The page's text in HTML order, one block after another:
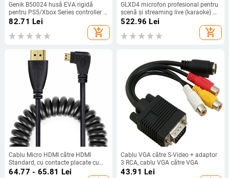
Genik B50024 husă EVA rigidă
pentru PS5/Xbox Series controller –
anti-alunecare, depozitare 1
82.71 Lei
add_shopping_cart
GLXD4 microfon profesional pentru
scenă și streaming live (karaoke) –
răspuns în frecvență 20 Hz–20 kHz;
SNR ≥60 dB; baterie detașabilă
1000–1200 mAh, autonomie 6–8 h
522.96 Lei
add_shopping_cart
Cablu Micro HDMI către HDMI
Standard, cu contacte placate cu
aur, 2 m, pentru monitoare și
64.77 - 65.81 Lei
Cablu VGA către S-Video + adaptor
3 RCA, cablu VGA către VGA
43.91 Lei